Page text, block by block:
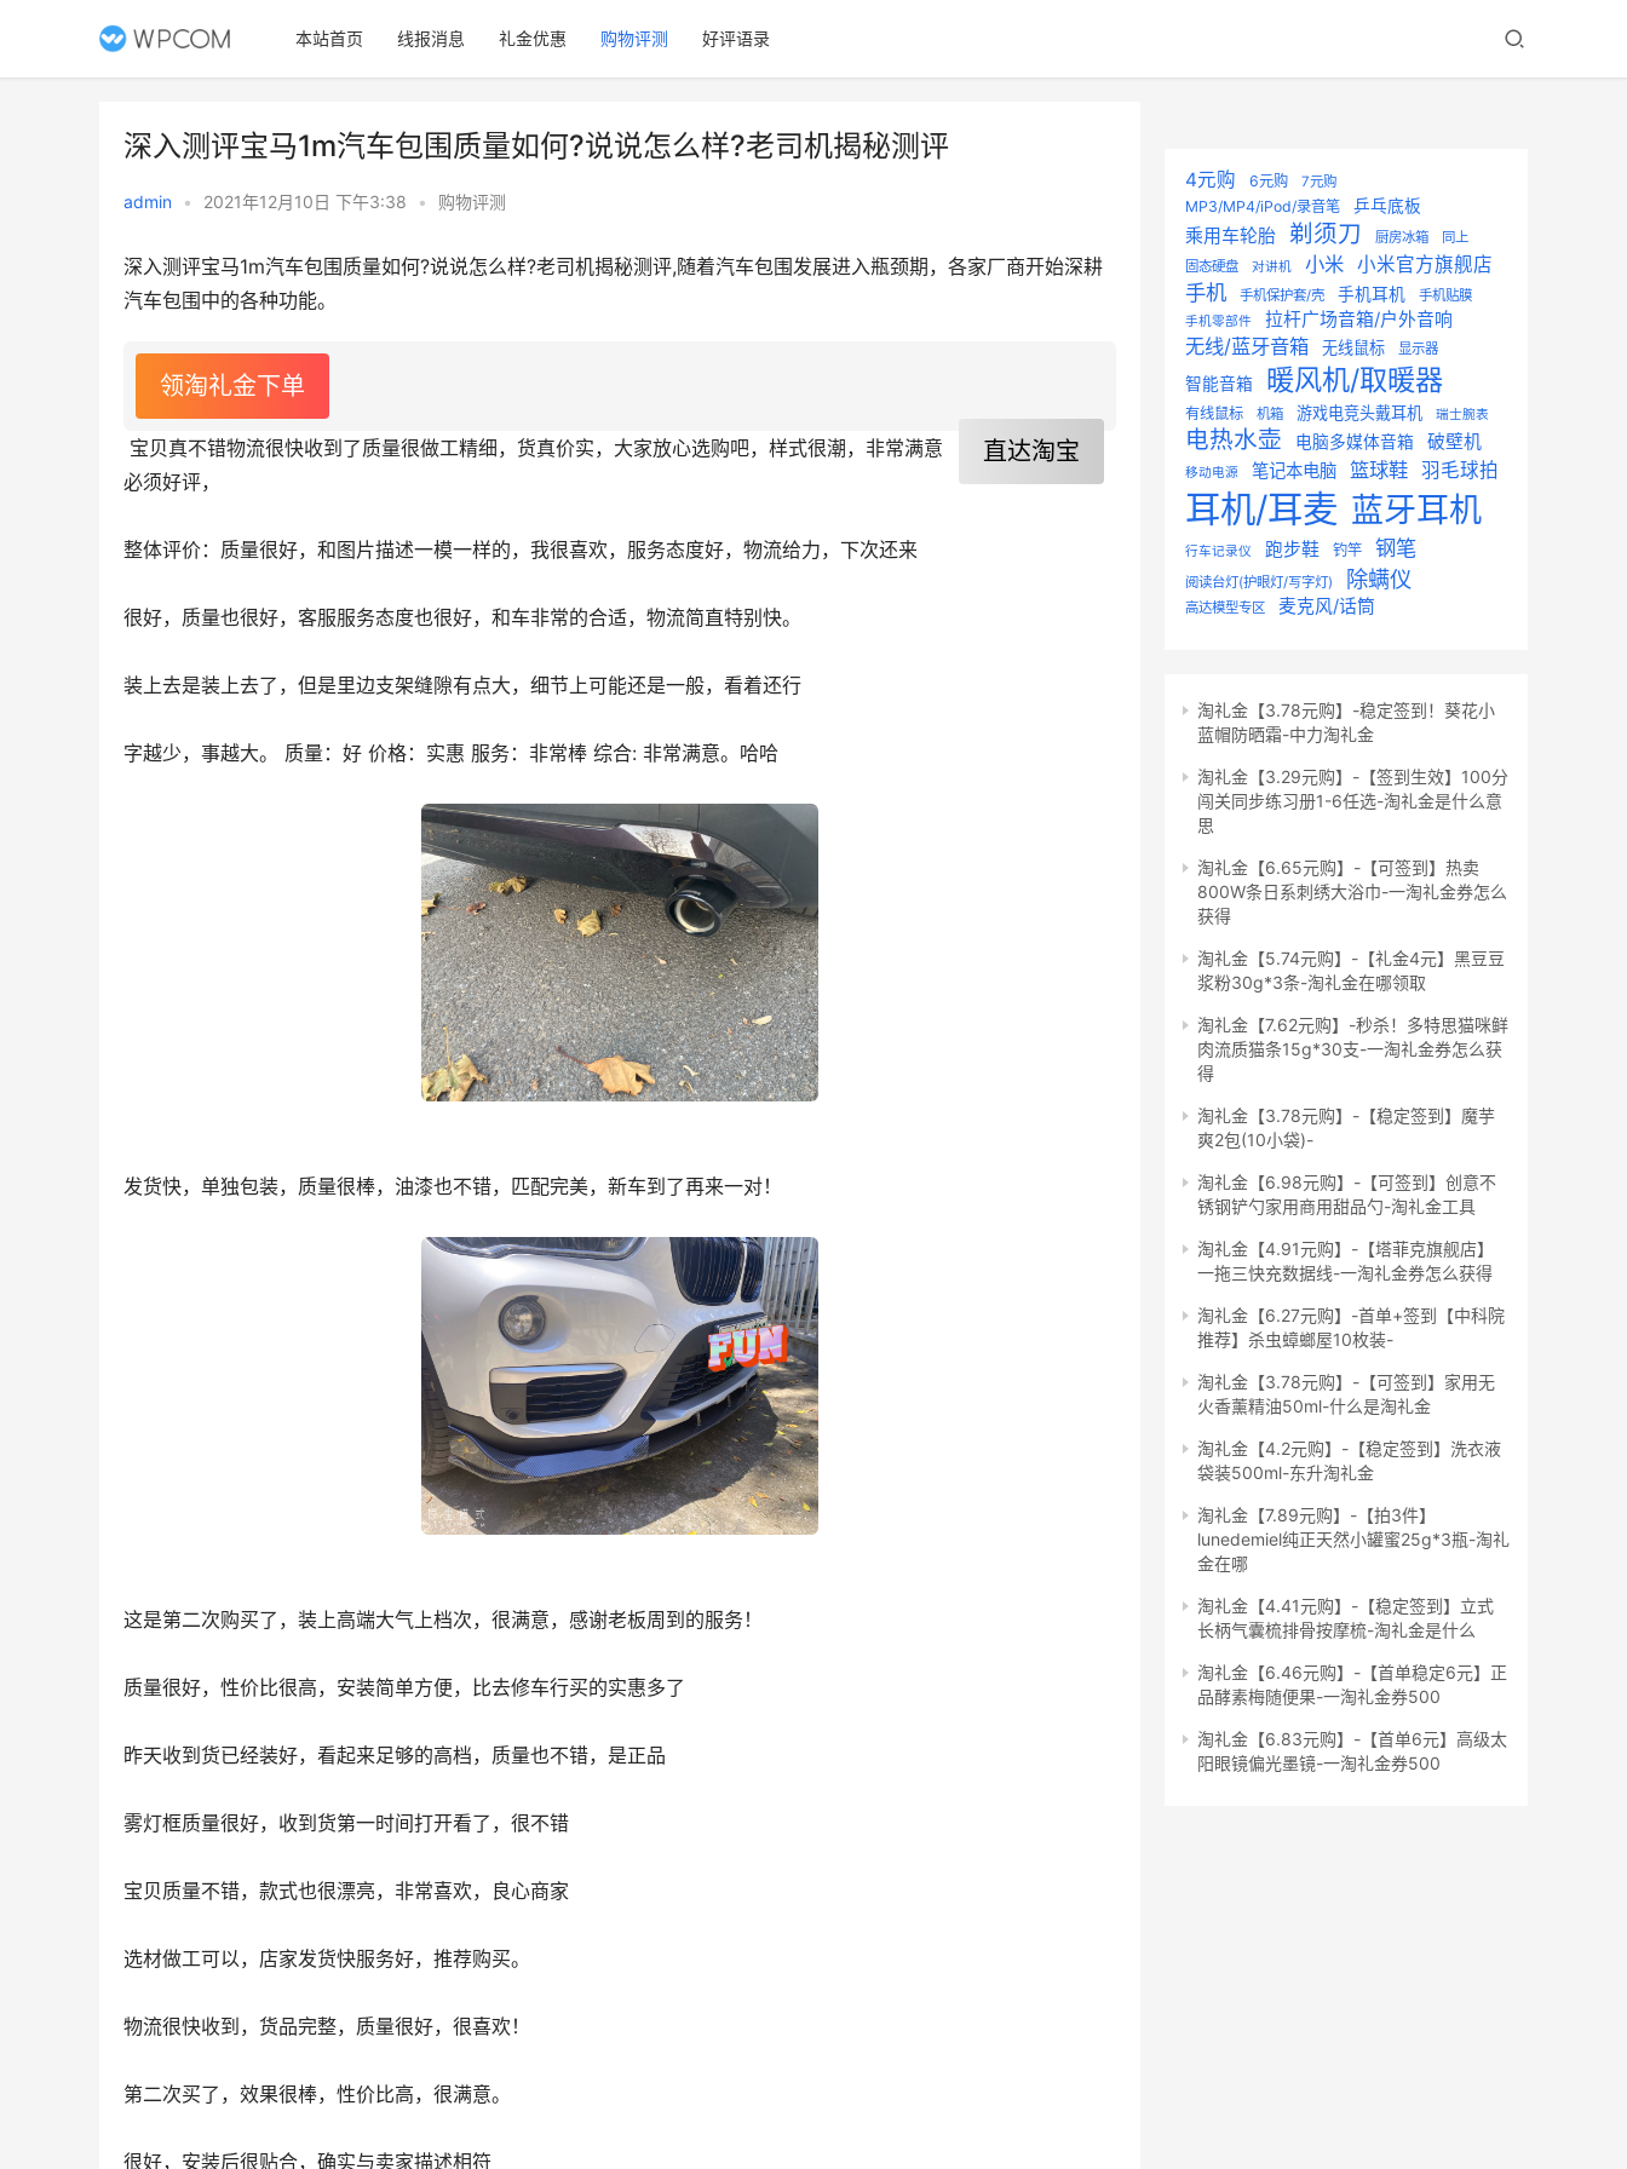
本站首页 线报消息 礼金优惠 购物评测 好评语录
深入测评宝马1m汽车包围质量如何?说说怎么样?老司机揭秘测评
admin • 2021年12月10日 下午3:38 • 购物评测
深入测评宝马1m汽车包围质量如何?说说怎么样?老司机揭秘测评,随着汽车包围发展进入瓶颈期，各家厂商开始深耕
汽车包围中的各种功能。
领淘礼金下单
直达淘宝
必须好评，
整体评价：质量很好，和图片描述一模一样的，我很喜欢，服务态度好，物流给力，下次还来
很好，质量也很好，客服服务态度也很好，和车非常的合适，物流简直特别快。
装上去是装上去了，但是里边支架缝隙有点大，细节上可能还是一般，看着还行
字越少，事越大。 质量：好 价格：实惠 服务：非常棒 综合: 非常满意。哈哈
发货快，单独包装，质量很棒，油漆也不错，匹配完美，新车到了再来一对！
这是第二次购买了，装上高端大气上档次，很满意，感谢老板周到的服务！
质量很好，性价比很高，安装简单方便，比去修车行买的实惠多了
昨天收到货已经装好，看起来足够的高档，质量也不错，是正品
雾灯框质量很好，收到货第一时间打开看了，很不错
宝贝质量不错，款式也很漂亮，非常喜欢，良心商家
选材做工可以，店家发货快服务好，推荐购买。
物流很快收到，货品完整，质量很好，很喜欢！
第二次买了，效果很棒，性价比高，很满意。
很好，安装后很贴合，确实与卖家描述相符
4元购 6元购 7元购
MP3/MP4/iPod/录音笔 乒乓底板
乘用车轮胎 剃须刀 厨房冰箱
同上
固态硬盘
对讲机 小米 小米官方旗舰店
手机 手机保护套/壳 手机耳机 手机贴膜
手机零部件 拉杆广场音箱/户外音响
无线/蓝牙音箱 无线鼠标 显示器
智能音箱 暖风机/取暖器
有线鼠标 机箱 游戏电竞头戴耳机 瑞士腕表
电热水壶 电脑多媒体音箱 破壁机
移动电源 笔记本电脑 篮球鞋 羽毛球拍
耳机/耳麦 蓝牙耳机
行车记录仪 跑步鞋 钓竿 钢笔
阅读台灯(护眼灯/写字灯) 除螨仪
高达模型专区 麦克风/话筒
淘礼金【3.78元购】-稳定签到！葵花小
蓝帽防晒霜-中力淘礼金
淘礼金【3.29元购】-【签到生效】100分
闯关同步练习册1-6任选-淘礼金是什么意
思
淘礼金【6.65元购】-【可签到】热卖
800W条日系刺绣大浴巾-一淘礼金券怎么
获得
淘礼金【5.74元购】-【礼金4元】黑豆豆
浆粉30g*3条-淘礼金在哪领取
淘礼金【7.62元购】-秒杀！多特思猫咪鲜
肉流质猫条15g*30支-一淘礼金券怎么获
得
淘礼金【3.78元购】-【稳定签到】魔芋
爽2包(10小袋)-
淘礼金【6.98元购】-【可签到】创意不
锈钢铲勺家用商用甜品勺-淘礼金工具
淘礼金【4.91元购】-【塔菲克旗舰店】
一拖三快充数据线-一淘礼金券怎么获得
淘礼金【6.27元购】-首单+签到【中科院
推荐】杀虫蟑螂屋10枚装-
淘礼金【3.78元购】-【可签到】家用无
火香薰精油50ml-什么是淘礼金
淘礼金【4.2元购】-【稳定签到】洗衣液
袋装500ml-东升淘礼金
淘礼金【7.89元购】-【拍3件】
lunedemiel纯正天然小罐蜜25g*3瓶-淘礼
金在哪
淘礼金【4.41元购】-【稳定签到】立式
长柄气囊梳排骨按摩梳-淘礼金是什么
淘礼金【6.46元购】-【首单稳定6元】正
品酵素梅随便果-一淘礼金券500
淘礼金【6.83元购】-【首单6元】高级太
阳眼镜偏光墨镜-一淘礼金券500